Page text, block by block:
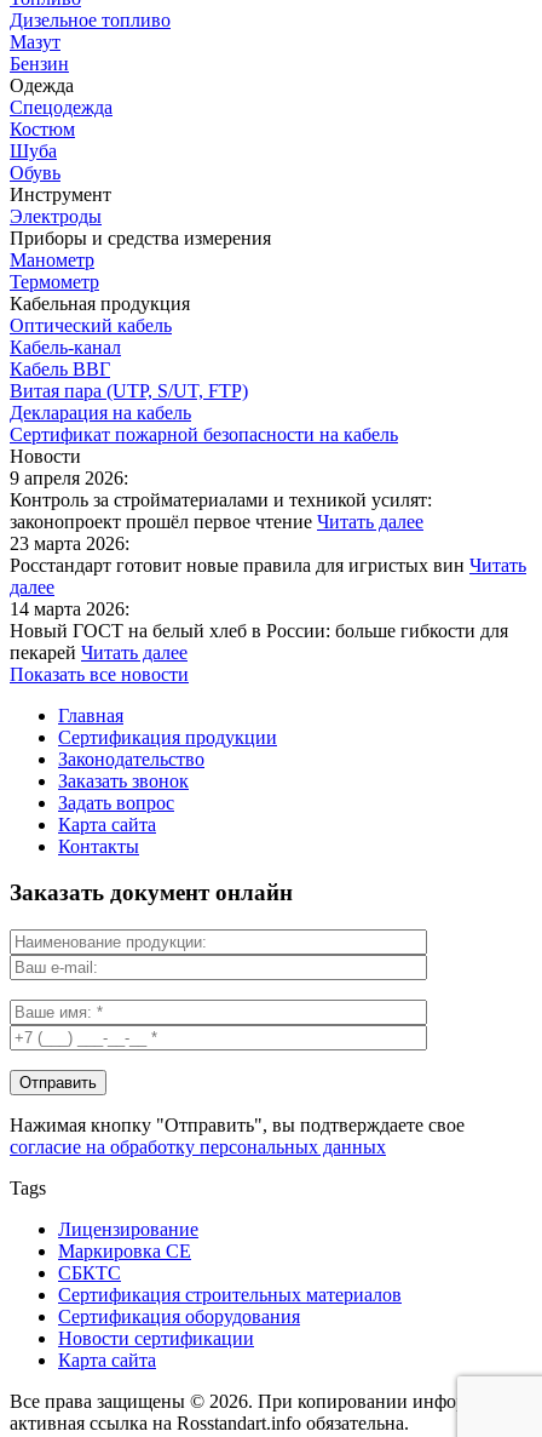
Дизельное топливо
Мазут
Бензин
Одежда
Спецодежда
Костюм
Шуба
Обувь
Инструмент
Электроды
Приборы и средства измерения
Манометр
Термометр
Кабельная продукция
Оптический кабель
Кабель-канал
Кабель ВВГ
Витая пара (UTP, S/UT, FTP)
Декларация на кабель
Сертификат пожарной безопасности на кабель
Новости
9 апреля 2026:
Контроль за стройматериалами и техникой усилят:
законопроект прошёл первое чтение Читать далее
23 марта 2026:
Росстандарт готовит новые правила для игристых вин Читать
далее
14 марта 2026:
Новый ГОСТ на белый хлеб в России: больше гибкости для
пекарей Читать далее
Показать все новости
Главная
Сертификация продукции
Законодательство
Заказать звонок
Задать вопрос
Карта сайта
Контакты
Заказать документ онлайн
Нажимая кнопку "Отправить", вы подтверждаете свое
согласие на обработку персональных данных
Tags
Лицензирование
Маркировка СЕ
СБКТС
Сертификация строительных материалов
Сертификация оборудования
Новости сертификации
Карта сайта
Все права защищены © 2026. При копировании информации -
активная ссылка на Rosstandart.info обязательна.